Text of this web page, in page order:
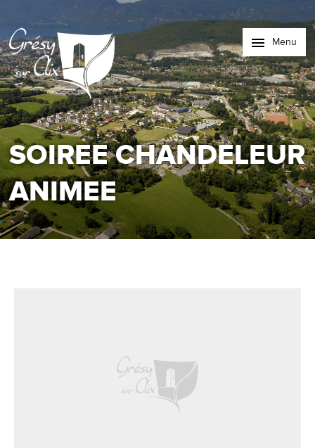
Menu
SOIREE CHANDELEUR
ANIMEE